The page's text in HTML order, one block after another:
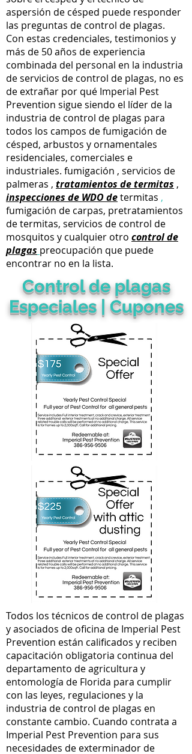
aspersión de césped puede responder
las preguntas de control de plagas.
Con estas credenciales, testimonios y
más de 50 años de experiencia
combinada del personal en la industria
de servicios de control de plagas, no es
de extrañar por qué Imperial Pest
Prevention sigue siendo el líder de la
industria de control de plagas para
todos los campos de fumigación de
césped, arbustos y ornamentales
residenciales, comerciales e
industriales. fumigación , servicios de
palmeras , tratamientos de termitas ,
inspecciones de WDO determitas ,
fumigación de carpas, pretratamientos
de termitas, servicios de control de
mosquitos y cualquier otro control de
plagas preocupación que puede
encontrar no en la lista.
Control de plagas
Especiales | Cupones
Todos los técnicos de control de plagas
y asociados de oficina de Imperial Pest
Prevention están calificados y reciben
capacitación obligatoria continua del
departamento de agricultura y
entomología de Florida para cumplir
con las leyes, regulaciones y la
industria de control de plagas en
constante cambio. Cuando contrata a
Imperial Pest Prevention para sus
necesidades de exterminador de